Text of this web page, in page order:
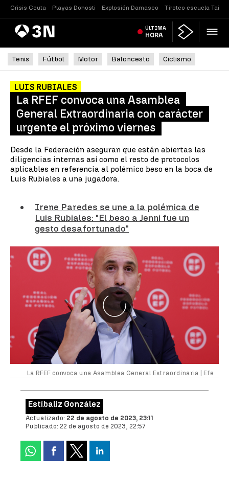
Crisis Ceuta Playas Donosti Explosión Damasco Tiroteo escuela
AntenaNoticias ÚLTIMA
HORA
Tenis Fútbol Motor Baloncesto Ciclismo
LUIS RUBIALES
La RFEF convoca una Asamblea
General Extraordinaria con carácter
urgente el próximo viernes
Desde la Federación aseguran que están abiertas las
diligencias internas así como el resto de protocolos
aplicables en referencia al polémico beso en la boca de
Luis Rubiales a una jugadora.
Irene Paredes se une a la polémica de
Luis Rubiales: "El beso a Jenni fue un
gesto desafortunado"
La RFEF convoca una Asamblea General Extraordinaria | Efe
Estíbaliz González
Actualizado: 22 de agosto de 2023, 23:11
Publicado: 22 de agosto de 2023, 22:57